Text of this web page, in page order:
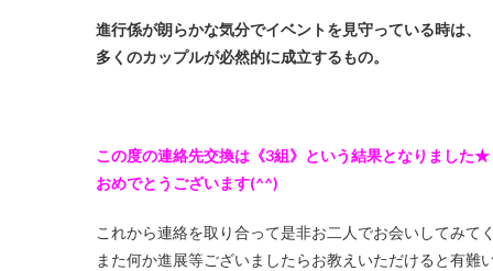
進行係が朗らかな気分でイベントを見守っている時は、
多くのカップルが必然的に成立するもの。
この度の連絡先交換は《3組》という結果となりました★
おめでとうございます(^^)
これから連絡を取り合って是非お二人でお会いしてみて
また何か進展等ございましたらお教えいただけると有難